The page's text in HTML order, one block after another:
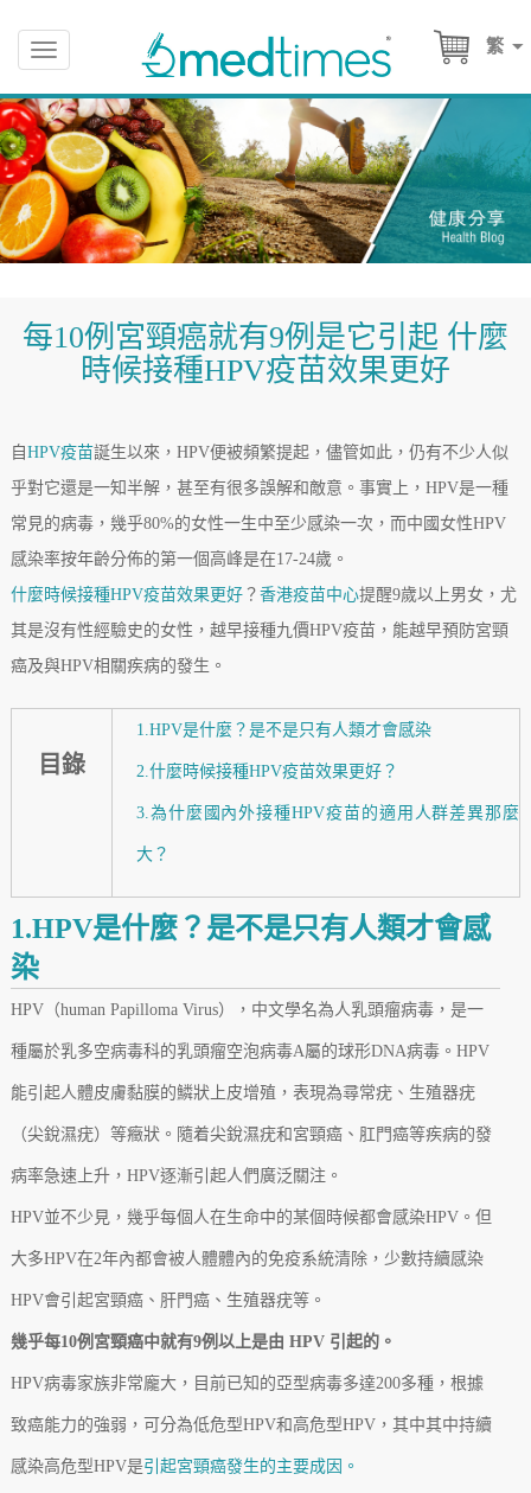
繁
Toggle
navigation
每10例宮頸癌就有9例是它引起 什麼
時候接種HPV疫苗效果更好
自 HPV疫苗誕生以來，HPV便被頻繁提起，儘管如此，仍有不少人似
乎對它還是一知半解，甚至有很多誤解和敵意。事實上，HPV是一種
常見的病毒，幾乎80%的女性一生中至少感染一次，而中國女性HPV
感染率按年齡分佈的第一個高峰是在17-24歲。
什麼時候接種HPV疫苗效果更好？ 香港疫苗中心提醒9歲以上男女，尤
其是沒有性經驗史的女性，越早接種九價HPV疫苗，能越早預防宮頸
癌及與HPV相關疾病的發生。
目錄
1.HPV是什麼？是不是只有人類才會感染
2.什麼時候接種HPV疫苗效果更好？
3.為什麼國內外接種HPV疫苗的適用人群差異那麼
大？
1.HPV是什麼？是不是只有人類才會感
染
HPV（human Papilloma Virus），中文學名為人乳頭瘤病毒，是一
種屬於乳多空病毒科的乳頭瘤空泡病毒A屬的球形DNA病毒。HPV
能引起人體皮膚黏膜的鱗狀上皮增殖，表現為尋常疣、生殖器疣
（尖銳濕疣）等癥狀。隨着尖銳濕疣和宮頸癌、肛門癌等疾病的發
病率急速上升，HPV逐漸引起人們廣泛關注。
HPV並不少見，幾乎每個人在生命中的某個時候都會感染HPV。但
大多HPV在2年內都會被人體體內的免疫系統清除，少數持續感染
HPV會引起宮頸癌、肝門癌、生殖器疣等。
幾乎每10例宮頸癌中就有9例以上是由 HPV 引起的。
HPV病毒家族非常龐大，目前已知的亞型病毒多達200多種，根據
致癌能力的強弱，可分為低危型HPV和高危型HPV，其中其中持續
感染高危型HPV是引起宮頸癌發生的主要成因。